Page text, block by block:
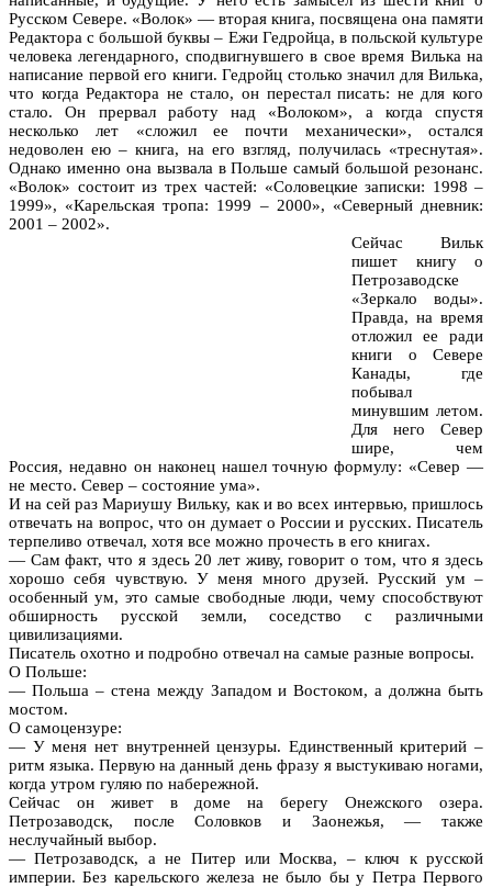
Русском Севере. «Волок» — вторая книга, посвящена она памяти
Редактора с большой буквы – Ежи Гедройца, в польской культуре
человека легендарного, сподвигнувшего в свое время Вилька на
написание первой его книги. Гедройц столько значил для Вилька,
что когда Редактора не стало, он перестал писать: не для кого
стало. Он прервал работу над «Волоком», а когда спустя
несколько лет «сложил ее почти механически», остался
недоволен ею – книга, на его взгляд, получилась «треснутая».
Однако именно она вызвала в Польше самый большой резонанс.
«Волок» состоит из трех частей: «Соловецкие записки: 1998 –
1999», «Карельская тропа: 1999 – 2000», «Северный дневник:
2001 – 2002».
Сейчас Вильк
пишет книгу о
Петрозаводске
«Зеркало воды».
Правда, на время
отложил ее ради
книги о Севере
Канады, где
побывал
минувшим летом.
Для него Север
шире, чем
Россия, недавно он наконец нашел точную формулу: «Север —
не место. Север – состояние ума».
И на сей раз Мариушу Вильку, как и во всех интервью, пришлось
отвечать на вопрос, что он думает о России и русских. Писатель
терпеливо отвечал, хотя все можно прочесть в его книгах.
— Сам факт, что я здесь 20 лет живу, говорит о том, что я здесь
хорошо себя чувствую. У меня много друзей. Русский ум –
особенный ум, это самые свободные люди, чему способствуют
обширность русской земли, соседство с различными
цивилизациями.
Писатель охотно и подробно отвечал на самые разные вопросы.
О Польше:
— Польша – стена между Западом и Востоком, а должна быть
мостом.
О самоцензуре:
— У меня нет внутренней цензуры. Единственный критерий –
ритм языка. Первую на данный день фразу я выстукиваю ногами,
когда утром гуляю по набережной.
Сейчас он живет в доме на берегу Онежского озера.
Петрозаводск, после Соловков и Заонежья, — также
неслучайный выбор.
— Петрозаводск, а не Питер или Москва, – ключ к русской
империи. Без карельского железа не было бы у Петра Первого